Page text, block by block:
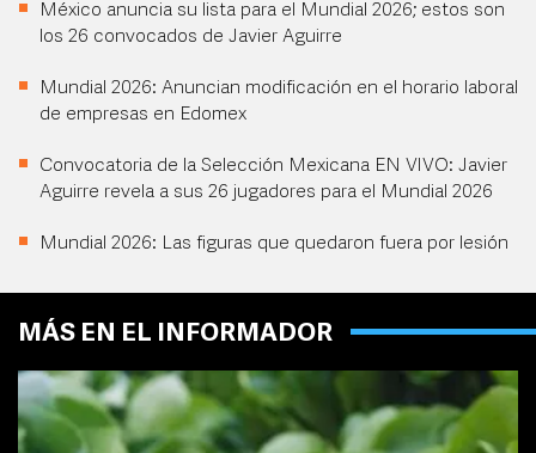
México anuncia su lista para el Mundial 2026; estos son
los 26 convocados de Javier Aguirre
Mundial 2026: Anuncian modificación en el horario laboral
de empresas en Edomex
Convocatoria de la Selección Mexicana EN VIVO: Javier
Aguirre revela a sus 26 jugadores para el Mundial 2026
Mundial 2026: Las figuras que quedaron fuera por lesión
MÁS EN EL INFORMADOR